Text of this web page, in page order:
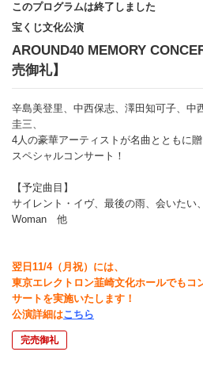
このプログラムは終了しました
宝くじ文化公演
AROUND40 MEMORY
売御礼】
辛島美登里、中西保志、澤田知可子、中
圭三、
4人の豪華アーティストが名曲とともに
スペシャルコンサート！
【予定曲目】
サイレント・イヴ、最後の雨、会いたい、
Woman 他
翌日11/4（月祝）には、
東京エレクトロン韮崎文化ホールでもコ
サートを実施いたします！
公演詳細はこちら
完売御礼